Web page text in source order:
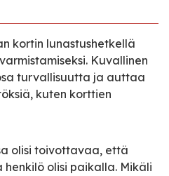
kortin lunastushetkellä
Kuvallinen
turvallisuutta ja auttaa
kuten korttien
olisi toivottavaa, että
olisi paikalla. Mikäli